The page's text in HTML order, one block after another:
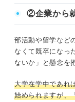
②企業から
部活動や留学など
なくて既卒になっ
ないか」と懸念を
大学在学中であれ
始められますが、